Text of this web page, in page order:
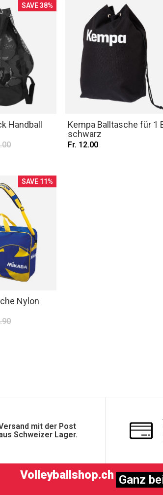
SAVE 38%
Handball
Kempa Balltasche für 1
schwarz
Fr. 12.00
SAVE 11%
Nylon
mit der Post
Schweizer Lager.
Volleyballshop.ch Ganz